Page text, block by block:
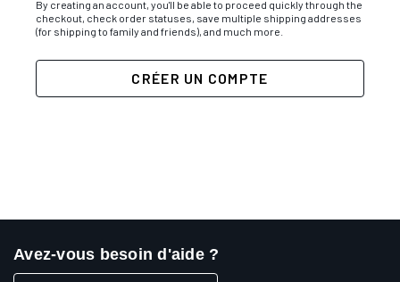
By creating an account, you'll be able to proceed quickly through the
checkout, check order statuses, save multiple shipping addresses
(for shipping to family and friends), and much more.
CRÉER UN COMPTE
Avez-vous besoin d'aide ?